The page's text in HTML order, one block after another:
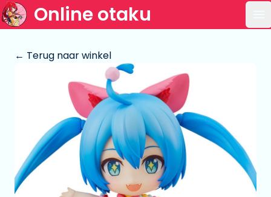
Online otaku
← Terug naar winkel